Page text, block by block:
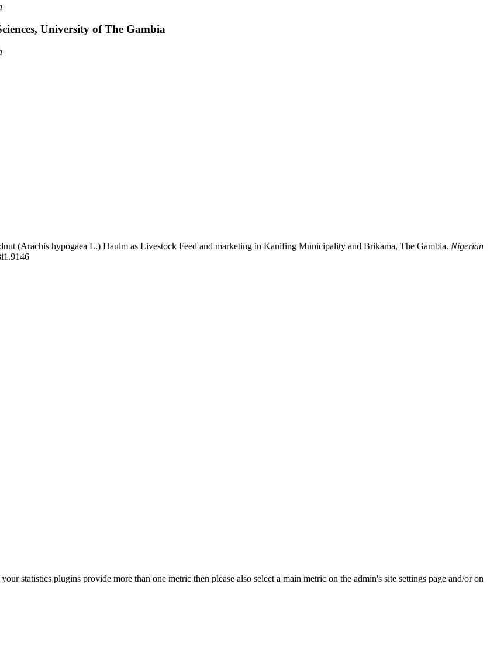
University of The Gambia
(Arachis hypogaea L.) Haulm as Livestock Feed and marketing in Kanifing Municipality and Brikama, The Gambia. Nigerian
statistics plugins provide more than one metric then please also select a main metric on the admin's site settings page and/or on